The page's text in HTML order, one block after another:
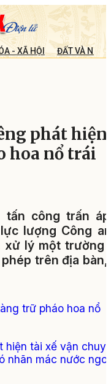
- XÃ HỘI ĐẤT VÀ
phát hiện
hoa nổ trái
tấn công trấn
lượng Công
xử lý một trường
trên địa
trữ pháo hoa nổ
hiện tài xế vận
nhãn mác nước